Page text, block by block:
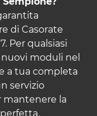
di Casorate
Per qualsiasi
moduli nel
a tua completa
servizio
mantenere la